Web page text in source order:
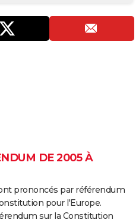
DE 2005 À
prononcés par référendum
pour l'Europe.
sur la Constitution